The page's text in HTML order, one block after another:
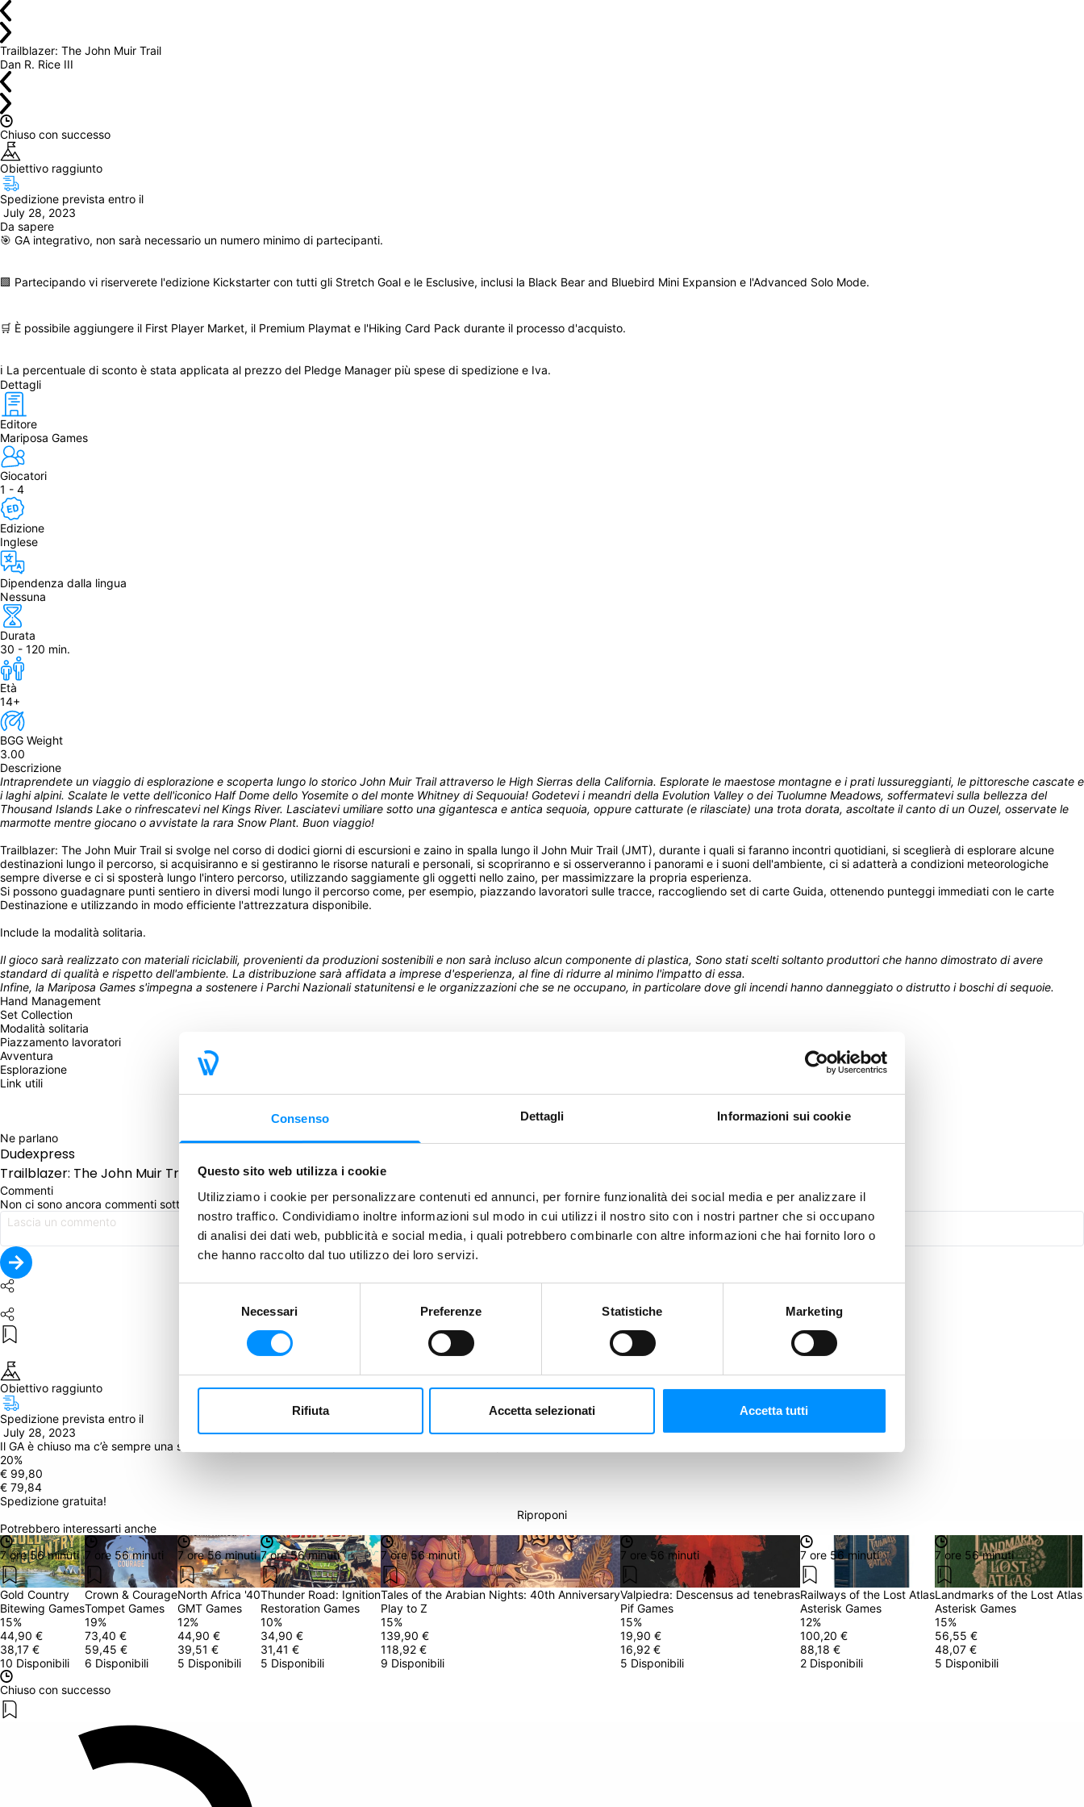
Consenso Dettagli Informazioni sui cookie
Questo sito web utilizza i cookie
Utilizziamo i cookie per personalizzare contenuti ed annunci, per fornire funzionalità dei social media e per analizzare il
nostro traffico. Condividiamo inoltre informazioni sul modo in cui utilizzi il nostro sito con i nostri partner che si occupano
di analisi dei dati web, pubblicità e social media, i quali potrebbero combinarle con altre informazioni che hai fornito loro o
che hanno raccolto dal tuo utilizzo dei loro servizi.
Necessari Preferenze Statistiche Marketing
Rifiuta Accetta selezionati Accetta tutti
Trailblazer: The John Muir Trail
Dan R. Rice III
Chiuso con successo
Obiettivo raggiunto
Spedizione prevista entro il
July 28, 2023
Da sapere
🎯 GA integrativo, non sarà necessario un numero minimo di partecipanti.
🟩 Partecipando vi riserverete l'edizione Kickstarter con tutti gli Stretch Goal e le Esclusive, inclusi la Black Bear and Bluebird Mini Expansion e l'Advanced Solo Mode.
🛒 È possibile aggiungere il First Player Market, il Premium Playmat e l'Hiking Card Pack durante il processo d'acquisto.
ℹ La percentuale di sconto è stata applicata al prezzo del Pledge Manager più spese di spedizione e Iva.
Dettagli
Editore
Mariposa Games
Giocatori
1 - 4
Edizione
Inglese
Dipendenza dalla lingua
Nessuna
Durata
30 - 120 min.
Età
14+
BGG Weight
3.00
Descrizione
Intraprendete un viaggio di esplorazione e scoperta lungo lo storico John Muir Trail attraverso le High Sierras della California. Esplorate le maestose montagne e i prati lussureggianti, le pittoresche cascate e
i laghi alpini. Scalate le vette dell'iconico Half Dome dello Yosemite o del monte Whitney di Sequouia! Godetevi i meandri della Evolution Valley o dei Tuolumne Meadows, soffermatevi sulla bellezza del
Thousand Islands Lake o rinfrescatevi nel Kings River. Lasciatevi umiliare sotto una gigantesca e antica sequoia, oppure catturate (e rilasciate) una trota dorata, ascoltate il canto di un Ouzel, osservate le
marmotte mentre giocano o avvistate la rara Snow Plant. Buon viaggio!
Trailblazer: The John Muir Trail si svolge nel corso di dodici giorni di escursioni e zaino in spalla lungo il John Muir Trail (JMT), durante i quali si faranno incontri quotidiani, si sceglierà di esplorare alcune
destinazioni lungo il percorso, si acquisiranno e si gestiranno le risorse naturali e personali, si scopriranno e si osserveranno i panorami e i suoni dell'ambiente, ci si adatterà a condizioni meteorologiche
sempre diverse e ci si sposterà lungo l'intero percorso, utilizzando saggiamente gli oggetti nello zaino, per massimizzare la propria esperienza.
Si possono guadagnare punti sentiero in diversi modi lungo il percorso come, per esempio, piazzando lavoratori sulle tracce, raccogliendo set di carte Guida, ottenendo punteggi immediati con le carte
Destinazione e utilizzando in modo efficiente l'attrezzatura disponibile.
Include la modalità solitaria.
Il gioco sarà realizzato con materiali riciclabili, provenienti da produzioni sostenibili e non sarà incluso alcun componente di plastica, Sono stati scelti soltanto produttori che hanno dimostrato di avere
standard di qualità e rispetto dell'ambiente. La distribuzione sarà affidata a imprese d'esperienza, al fine di ridurre al minimo l'impatto di essa.
Infine, la Mariposa Games s'impegna a sostenere i Parchi Nazionali statunitensi e le organizzazioni che se ne occupano, in particolare dove gli incendi hanno danneggiato o distrutto i boschi di sequoie.
Hand Management
Set Collection
Modalità solitaria
Piazzamento lavoratori
Avventura
Esplorazione
Link utili
BGG
KICKSTARTER
RULES
Ne parlano
Dudexpress
Trailblazer: The John Muir Trail | dudexpress
Commenti
Non ci sono ancora commenti sotto questo post. Commenta per primo!
Obiettivo raggiunto
Spedizione prevista entro il
July 28, 2023
Il GA è chiuso ma c’è sempre una seconda opportunità! Clicca qui in basso e fai una nuova Proposta.
20%
€ 99,80
€ 79,84
Spedizione gratuita!
Riproponi
Potrebbero interessarti anche
7 ore 56 minuti
Gold Country
Bitewing Games
15%
44,90 €
38,17 €
10 Disponibili
7 ore 56 minuti
Crown & Courage
Tompet Games
19%
73,40 €
59,45 €
6 Disponibili
7 ore 56 minuti
North Africa '40
GMT Games
12%
44,90 €
39,51 €
5 Disponibili
7 ore 56 minuti
Thunder Road: Ignition
Restoration Games
10%
34,90 €
31,41 €
5 Disponibili
7 ore 56 minuti
Tales of the Arabian Nights: 40th Anniversary
Play to Z
15%
139,90 €
118,92 €
9 Disponibili
7 ore 56 minuti
Valpiedra: Descensus ad tenebras
Pif Games
15%
19,90 €
16,92 €
5 Disponibili
7 ore 56 minuti
Railways of the Lost Atlas
Asterisk Games
12%
100,20 €
88,18 €
2 Disponibili
7 ore 56 minuti
Landmarks of the Lost Atlas
Asterisk Games
15%
56,55 €
48,07 €
5 Disponibili
Chiuso con successo